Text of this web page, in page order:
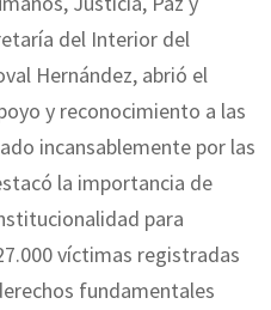
del Interior del
Hernández, abrió el
y reconocimiento a las
incansablemente por las
la importancia de
para
víctimas registradas
fundamentales